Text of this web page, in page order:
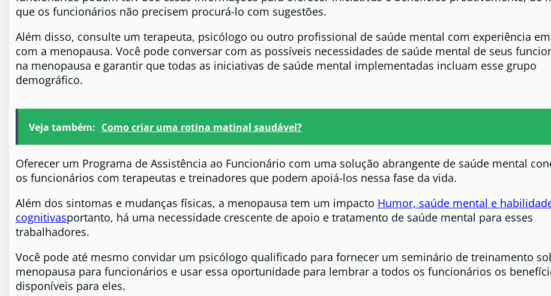
que os funcionários não precisem procurá-lo com sugestões.
Além disso, consulte um terapeuta, psicólogo ou outro profissional de saúde mental com experiência
com a menopausa. Você pode conversar com as possíveis necessidades de saúde mental de seus
na menopausa e garantir que todas as iniciativas de saúde mental implementadas incluam esse grupo
demográfico.
Veja também: Como criar uma rotina matinal saudável?
Oferecer um Programa de Assistência ao Funcionário com uma solução abrangente de saúde mental
os funcionários com terapeutas e treinadores que podem apoiá-los nessa fase da vida.
Além dos sintomas e mudanças físicas, a menopausa tem um impacto Humor, saúde mental e
cognitivasportanto, há uma necessidade crescente de apoio e tratamento de saúde mental para esses
trabalhadores.
Você pode até mesmo convidar um psicólogo qualificado para fornecer um seminário de treinamento
menopausa para funcionários e usar essa oportunidade para lembrar a todos os funcionários os
disponíveis para eles.